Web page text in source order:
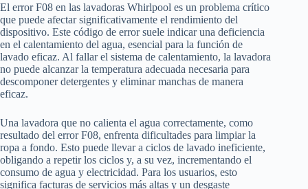
El error F08 en las lavadoras Whirlpool es un problema crítico
que puede afectar significativamente el rendimiento del
dispositivo. Este código de error suele indicar una deficiencia
en el calentamiento del agua, esencial para la función de
lavado eficaz. Al fallar el sistema de calentamiento, la lavadora
no puede alcanzar la temperatura adecuada necesaria para
descomponer detergentes y eliminar manchas de manera
eficaz.
Una lavadora que no calienta el agua correctamente, como
resultado del error F08, enfrenta dificultades para limpiar la
ropa a fondo. Esto puede llevar a ciclos de lavado ineficiente,
obligando a repetir los ciclos y, a su vez, incrementando el
consumo de agua y electricidad. Para los usuarios, esto
significa facturas de servicios más altas y un desgaste